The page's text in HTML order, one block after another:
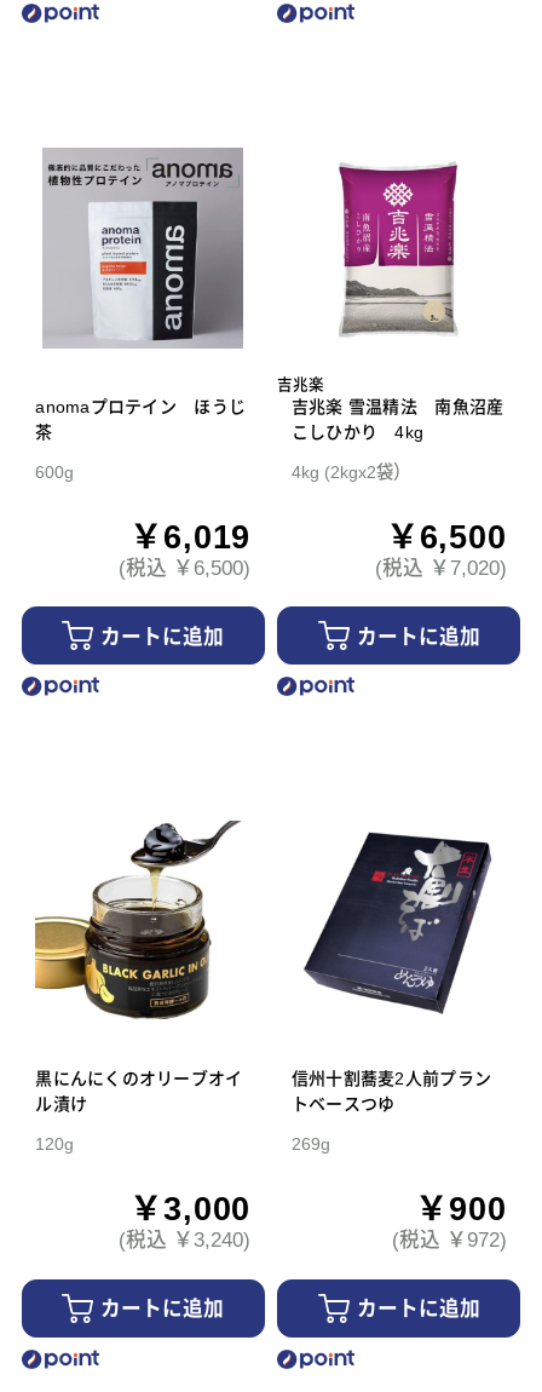
anomaプロテイン ほうじ
茶
600g
￥6,019
(税込 ￥6,500)
カートに追加
吉兆楽
吉兆楽 雪温精法 南魚沼産
こしひかり 4kg
4kg (2kgx2袋）
￥6,500
(税込 ￥7,020)
カートに追加
黒にんにくのオリーブオイ
ル漬け
120g
￥3,000
(税込 ￥3,240)
カートに追加
信州十割蕎麦2人前プラン
トベースつゆ
269g
￥900
(税込 ￥972)
カートに追加